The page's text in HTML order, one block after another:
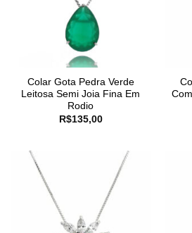
Colar Gota Pedra Verde
Leitosa Semi Joia Fina Em
Rodio
R$135,00